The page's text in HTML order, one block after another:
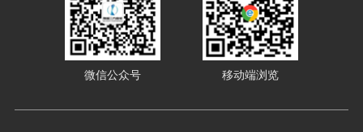
微信公众号 移动端浏览